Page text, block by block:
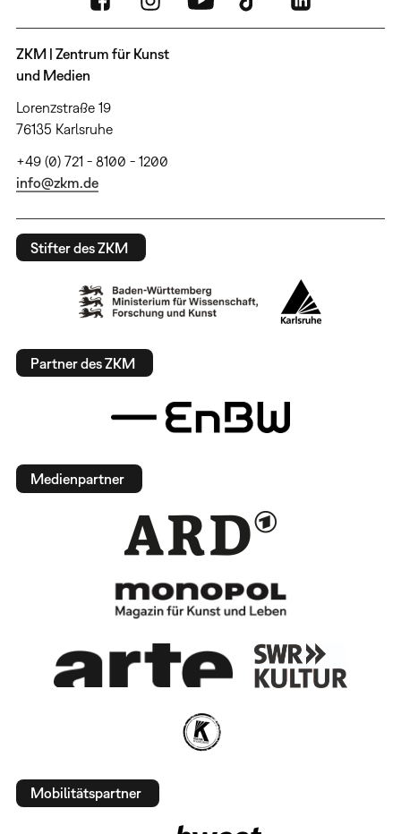
ZKM | Zentrum für Kunst
und Medien
Lorenzstraße 19
76135 Karlsruhe
+49 (0) 721 - 8100 - 1200
info@zkm.de
Stifter des ZKM
Partner des ZKM
Medienpartner
Mobilitätspartner